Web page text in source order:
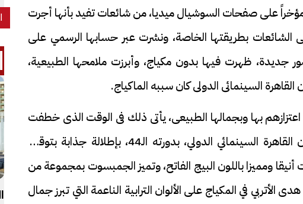
على صفحات السوشيال ميديا، من شائعات تفيد بأنها أجرت
بطريقتها الخاصة، ونشرت عبر حسابها الرسمي على
جديدة، ظهرت فيها بدون مكياج، وأبرزت ملامحها الطبيعية،
السينمائى الدولى كان سببه الماكياج.
بها وبجمالها الطبيعى، يأتى ذلك فى الوقت الذى خطفت
فيه هدى الأنظار بتألقها في حفل افتتاح مهرجان القاهرة السينمائي الدولي، بدورته الـ44، بإطلالة جذابة بتوقيع
ومميزا باللون البيج الفاتح، وتميز الجمبسوت بمجموعة من
الأتربي في المكياج على الألوان الترابية الناعمة التي تبرز جمال